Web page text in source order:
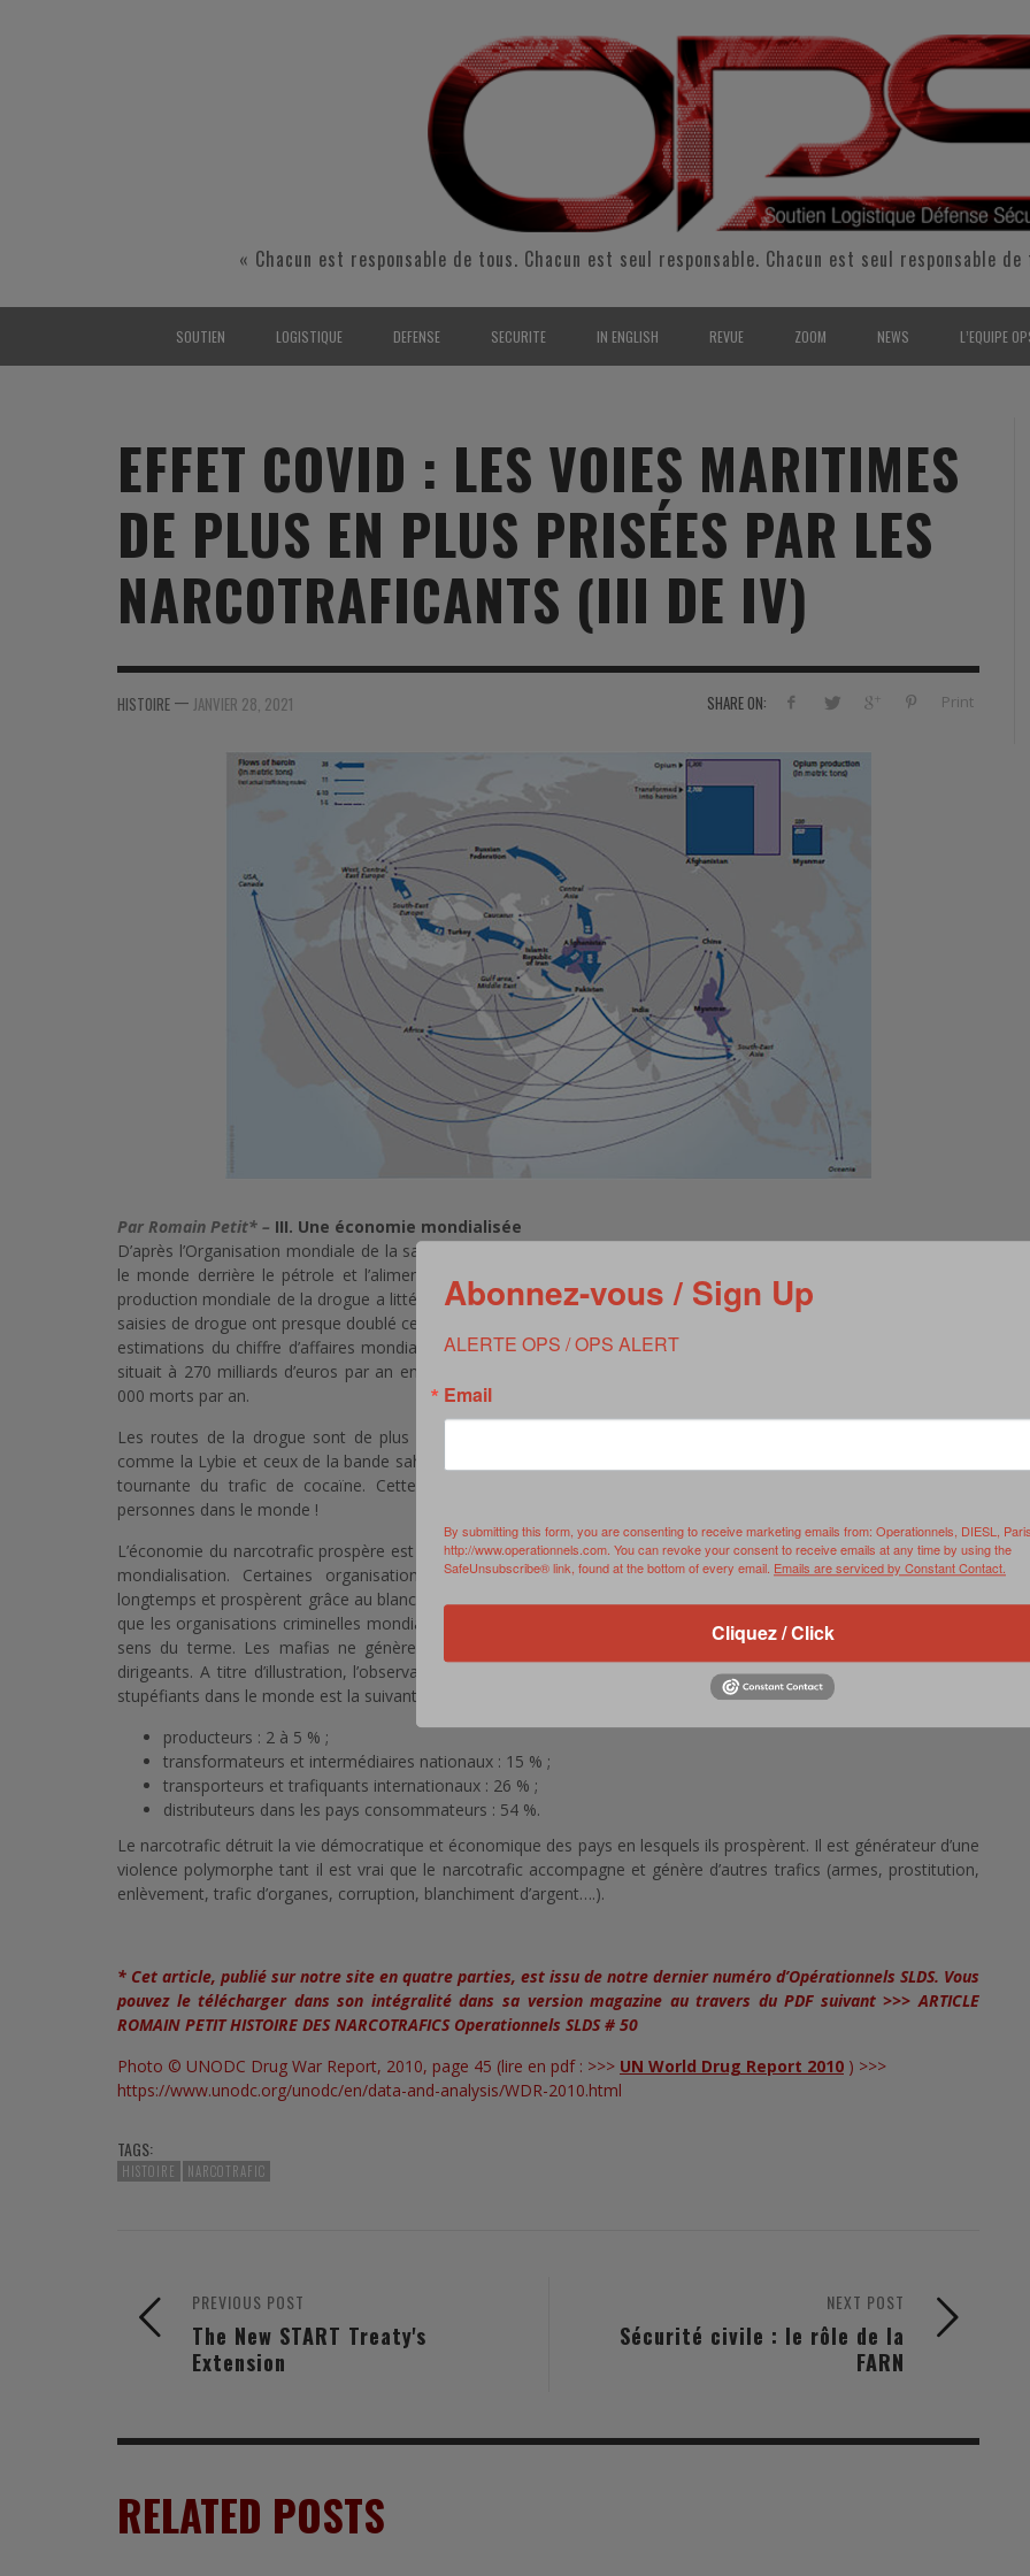
« Chacun est responsable de tous. Chacun est seul responsable. Chacun est seul responsable
SOUTIEN
MER
SOUTIEN SANTÉ
SOUTIEN CARBURANT
MCO
INDUSTRIES
LOGISTIQUE
AIR
MER
FORMATION/ ENTRAÎNEMENT
INDUSTRIES
ARMÉES ÉTRANGÈRES
DEFENSE
AIR
MER
FORMATION/ ENTRAÎNEMENT
INDUSTRIES
ARMÉES ÉTRANGÈRES
SECURITE
FORMATION/ ENTRAÎNEMENT
SURVIE
AUTONOMIE
SPORT
SÉCURITÉ PRIVÉE
FORCES DE SÉCURITÉ ÉTRANGÈRES
IN ENGLISH
DEFENSE
SECURITY
TRAINING
SURVIVAL / AUTONOMY / SPORT
INDUSTRIES
REVUE ZOOM
HISTOIRE
LE COIN DE LA « REDACCHEF »
L’ŒIL DE ROMAIN PETIT
JEUNES AUTEURS
VIDÉO
PODCAST
EVÈNEMENT
NEWS
2011
2012
2015
L’EQUIPE
POUR
EFFET COVID : LES VOIES MARITIMES
DE PLUS EN PLUS PRISÉES PAR LES
NARCOTRAFICANTS (III DE IV)
SHARE ON: Print
HISTOIRE — JANVIER 28, 2021
Par Romain Petit* – III. Une économie mondialisée
D’après l’Organisation mondiale de la santé, le trafic de stupéfiant est le troisième commerce en importance dans
le monde derrière le pétrole et l’alimentation et juste avant celui des armes et des médicaments. En 30 ans la
production mondiale de la drogue a littéralement explosé. L’ONUDC estime que durant les 10 dernières années, les
saisies de drogue ont presque doublé ce qui signifie par extension que le narcotrafic ne cesse de se développer. Les
estimations du chiffre d’affaires mondial de stupéfiants sont très variables, mais la moyenne de ces dernières se
situait à 270 milliards d’euros par an en 2018. Les victimes d’overdose à l’échelle de la planète dépassent les 200
000 morts par an.
Les routes de la drogue sont de plus en plus nombreuses et se multiplie dans le contexte de la faillite d’Etats
comme la Lybie et ceux de la bande sahélo-saharienne. Le Brésil s’impose également comme une nouvelle plaque
tournante du trafic de cocaïne. Cette dernière serait actuellement consommée par plus de 250 millions de
personnes dans le monde !
L’économie du narcotrafic prospère est une économie mondialisée qui a su s’adapter à toutes les évolutions de la
mondialisation. Certaines organisation criminelles sont transnationales dans leur organisation depuis fort
longtemps et prospèrent grâce au blanchiment d’argent et aux paradis fiscaux. Reste qu’il ne faut pas perdre de vue
que les organisations criminelles mondiales demeurent avant tout des fabricants d’insécurité et ceux dans tous les
sens du terme. Les mafias ne génèrent avant tout davantage de détresse sociale et n’enrichissent que leurs
dirigeants. A titre d’illustration, l’observatoire géopolitique des drogues estime que la répartition des revenus des
stupéfiants dans le monde est la suivante :
producteurs : 2 à 5 % ;
transformateurs et intermédiaires nationaux : 15 % ;
transporteurs et trafiquants internationaux : 26 % ;
distributeurs dans les pays consommateurs : 54 %.
Le narcotrafic détruit la vie démocratique et économique des pays en lesquels ils prospèrent. Il est générateur d’une
violence polymorphe tant il est vrai que le narcotrafic accompagne et génère d’autres trafics (armes, prostitution,
enlèvement, trafic d’organes, corruption, blanchiment d’argent….).
* Cet article, publié sur notre site en quatre parties, est issu de notre dernier numéro d’Opérationnels SLDS. Vous
pouvez le télécharger dans son intégralité dans sa version magazine au travers du PDF suivant >>>ARTICLE
ROMAIN PETIT HISTOIRE DES NARCOTRAFICS Operationnels SLDS # 50
Photo © UNODC Drug War Report, 2010, page 45 (lire en pdf : >>> UN World Drug Report 2010 ) >>>
https://www.unodc.org/unodc/en/data-and-analysis/WDR-2010.html
TAGS:
HISTOIRE NARCOTRAFIC
NEXT POST
Sécurité civile : le rôle de la
FARN
PREVIOUS POST
The New START Treaty's
Extension
RELATED POSTS
Abonnez-vous / Sign Up
ALERTE OPS / OPS ALERT
Email
By submitting this form, you are consenting to receive marketing emails from: Operationnels, DIESL,
http://www.operationnels.com. You can revoke your consent to receive emails at any time by using the
SafeUnsubscribe® link, found at the bottom of every email. Emails are serviced by Constant Contact.
Cliquez / Click